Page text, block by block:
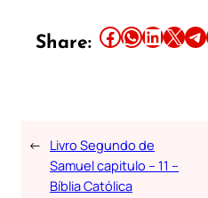
Share: Share this article on Facebook Share this article on WhatsApp Share this article on LinkedIn Share this article on X Share this article on Telegram
← Livro Segundo de
Samuel capitulo – 11 –
Bíblia Católica